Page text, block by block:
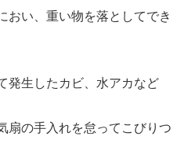
おい、重い物を落としてでき
発生したカビ、水アカなど
扇の手入れを怠ってこびりつ